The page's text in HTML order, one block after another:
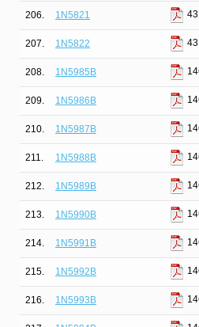
206. 1N5821
207. 1N5822
208. 1N5985B
209. 1N5986B
210. 1N5987B
211. 1N5988B
212. 1N5989B
213. 1N5990B
214. 1N5991B
215. 1N5992B
216. 1N5993B